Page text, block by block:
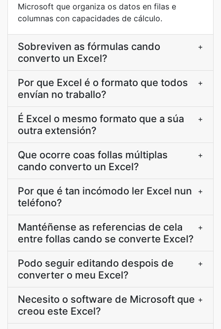
Microsoft que organiza os datos en filas e
columnas con capacidades de cálculo.
Sobreviven as fórmulas cando
converto un Excel?
+
Por que Excel é o formato que todos
envían no traballo?
+
É Excel o mesmo formato que a súa
outra extensión?
+
Que ocorre coas follas múltiplas
cando converto un Excel?
+
Por que é tan incómodo ler Excel nun
teléfono?
+
Mantéñense as referencias de cela
entre follas cando se converte Excel?
+
Podo seguir editando despois de
converter o meu Excel?
+
Necesito o software de Microsoft que
creou este Excel?
+